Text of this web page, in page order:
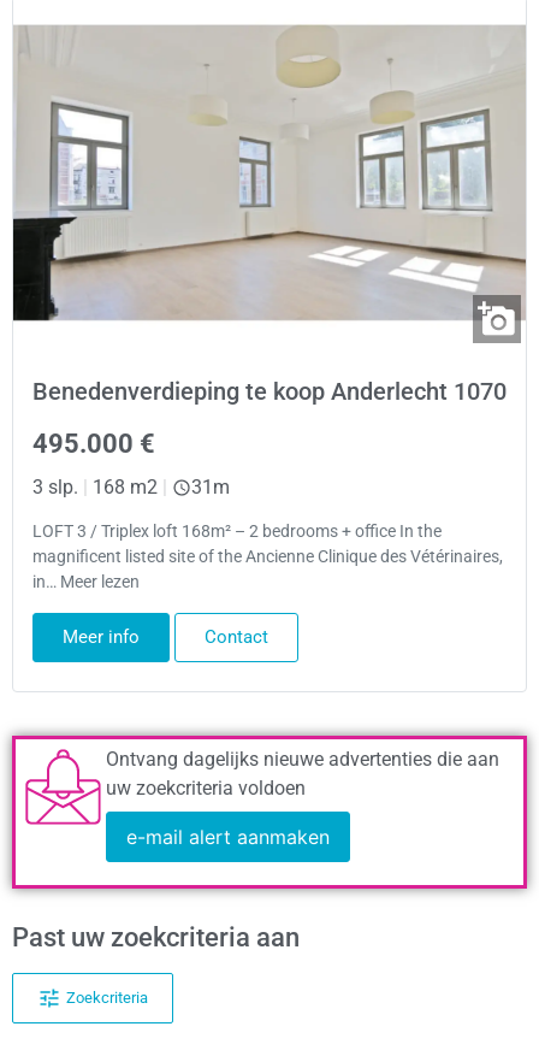
Benedenverdieping te koop Anderlecht 1070
495.000 €
3 slp. | 168 m2 | 31m
LOFT 3 / Triplex loft 168m² – 2 bedrooms + office In the
magnificent listed site of the Ancienne Clinique des Vétérinaires,
in… Meer lezen
Meer info Contact
Ontvang dagelijks nieuwe advertenties die aan
uw zoekcriteria voldoen
e-mail alert aanmaken
Past uw zoekcriteria aan
Zoekcriteria